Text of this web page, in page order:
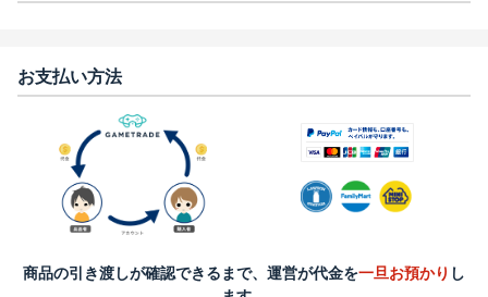
お支払い方法
商品の引き渡しが確認できるまで、運営が代金を一旦お預かり し